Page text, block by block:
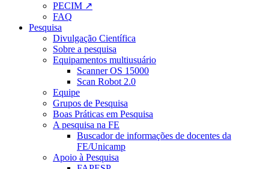
PECIM ↗
FAQ
Pesquisa
Divulgação Científica
Sobre a pesquisa
Equipamentos multiusuário
Scanner OS 15000
Scan Robot 2.0
Equipe
Grupos de Pesquisa
Boas Práticas em Pesquisa
A pesquisa na FE
Buscador de informações de docentes da
FE/Unicamp
Apoio à Pesquisa